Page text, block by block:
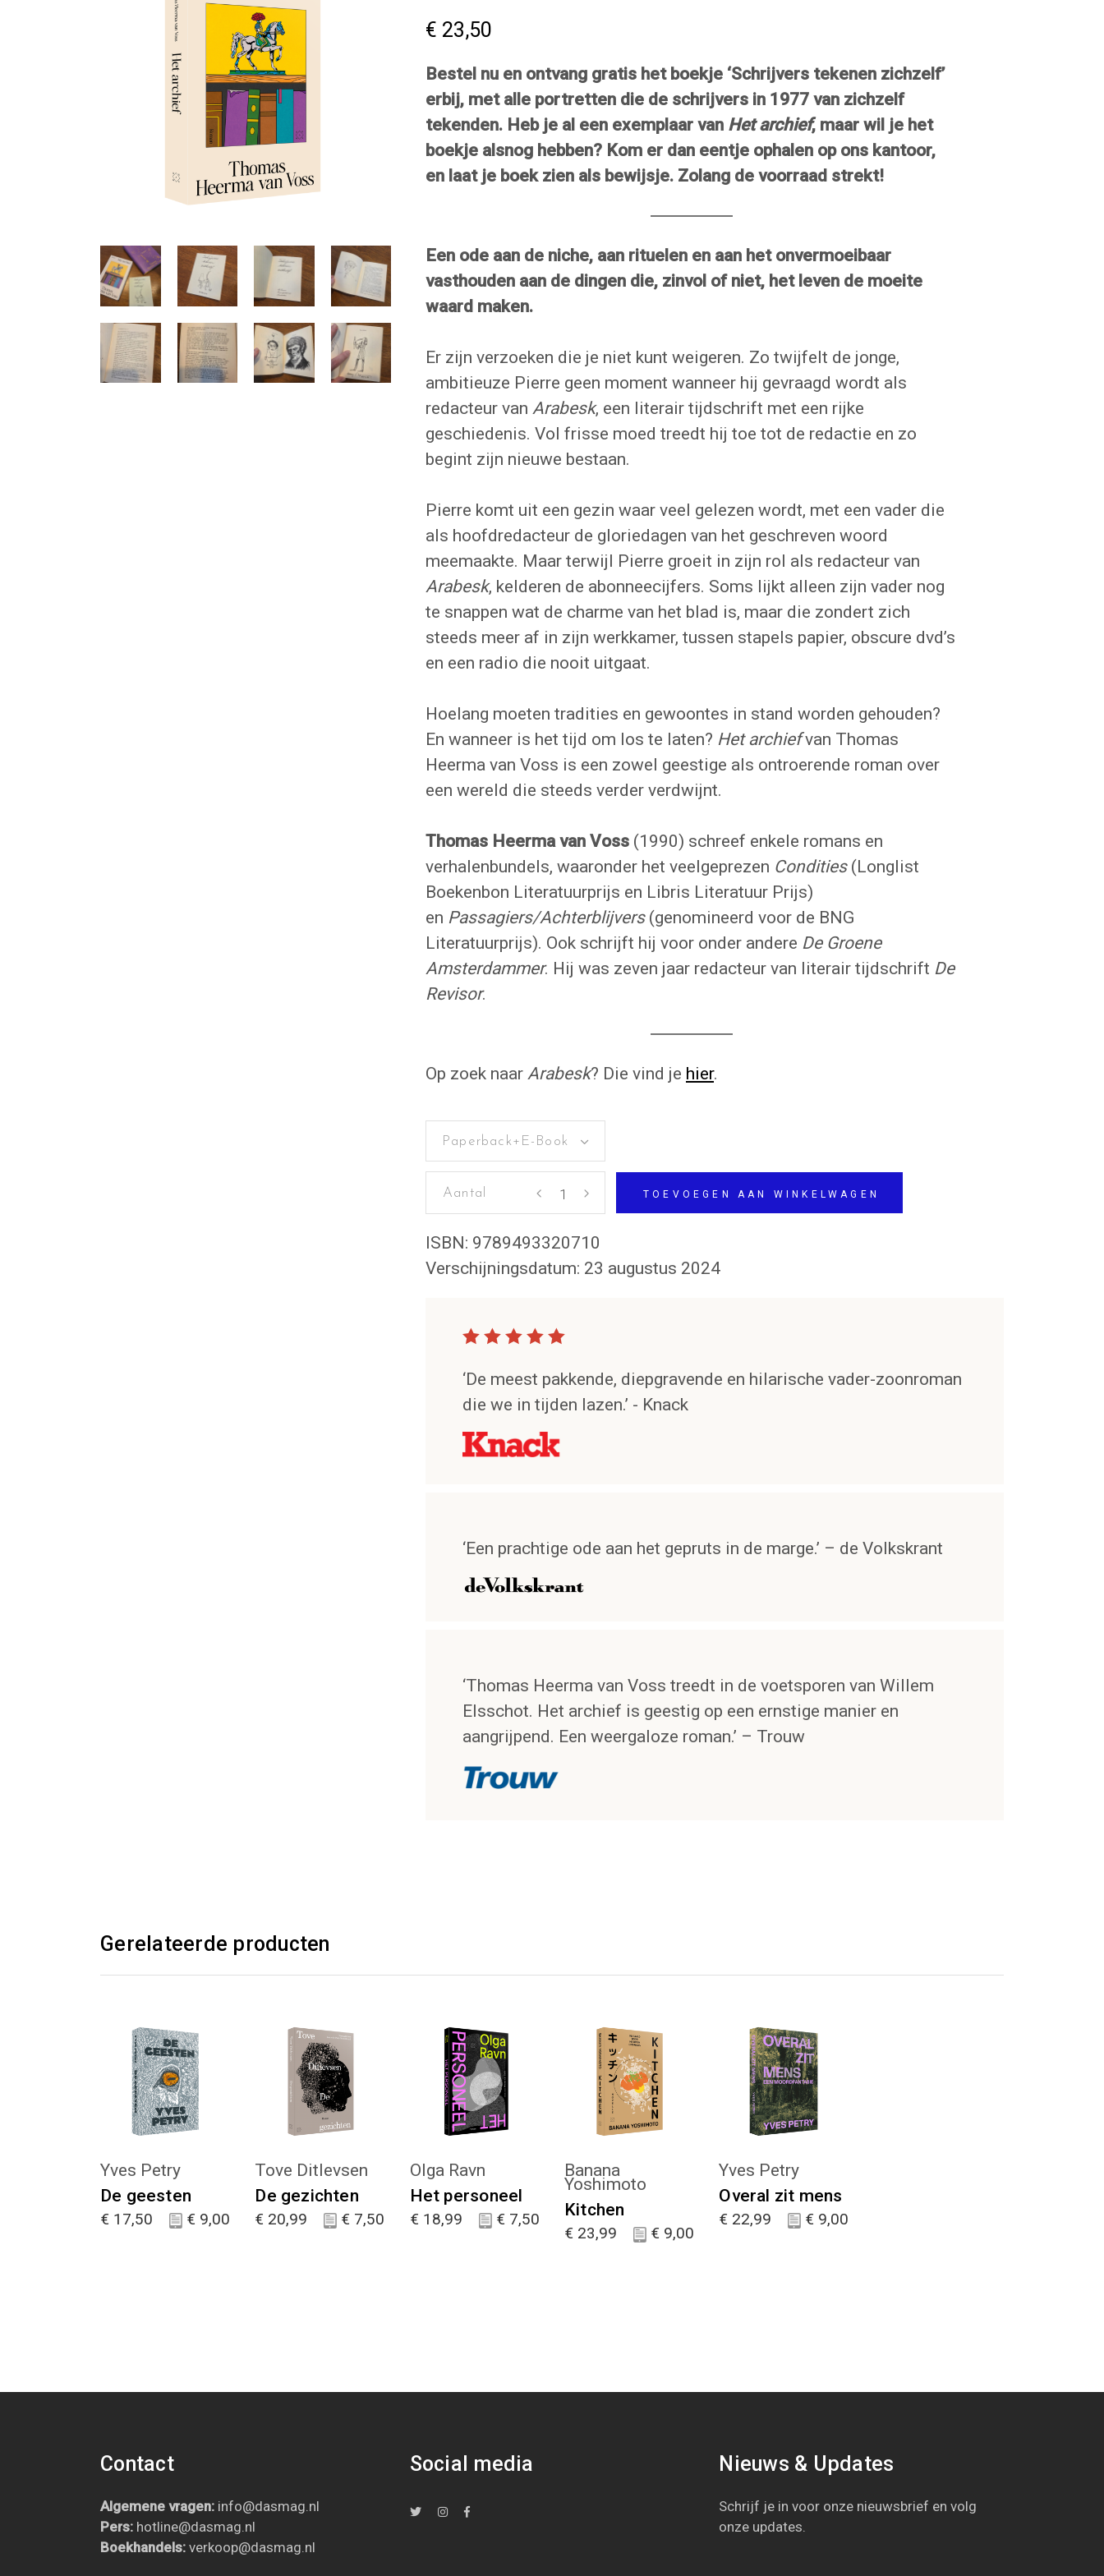
€ 23,50
Bestel nu en ontvang gratis het boekje ‘Schrijvers tekenen zichzelf’
erbij, met alle portretten die de schrijvers in 1977 van zichzelf
tekenden. Heb je al een exemplaar van Het archief, maar wil je het
boekje alsnog hebben? Kom er dan eentje ophalen op ons kantoor,
en laat je boek zien als bewijsje. Zolang de voorraad strekt!
Een ode aan de niche, aan rituelen en aan het onvermoeibaar
vasthouden aan de dingen die, zinvol of niet, het leven de moeite
waard maken.
Er zijn verzoeken die je niet kunt weigeren. Zo twijfelt de jonge,
ambitieuze Pierre geen moment wanneer hij gevraagd wordt als
redacteur van Arabesk, een literair tijdschrift met een rijke
geschiedenis. Vol frisse moed treedt hij toe tot de redactie en zo
begint zijn nieuwe bestaan.
Pierre komt uit een gezin waar veel gelezen wordt, met een vader die
als hoofdredacteur de gloriedagen van het geschreven woord
meemaakte. Maar terwijl Pierre groeit in zijn rol als redacteur van
Arabesk, kelderen de abonneecijfers. Soms lijkt alleen zijn vader nog
te snappen wat de charme van het blad is, maar die zondert zich
steeds meer af in zijn werkkamer, tussen stapels papier, obscure dvd’s
en een radio die nooit uitgaat.
Hoelang moeten tradities en gewoontes in stand worden gehouden?
En wanneer is het tijd om los te laten? Het archiefvan Thomas
Heerma van Voss is een zowel geestige als ontroerende roman over
een wereld die steeds verder verdwijnt.
Thomas Heerma van Voss (1990) schreef enkele romans en
verhalenbundels, waaronder het veelgeprezen Condities (Longlist
Boekenbon Literatuurprijs en Libris Literatuur Prijs)
en Passagiers/Achterblijvers (genomineerd voor de BNG
Literatuurprijs). Ook schrijft hij voor onder andere De Groene
Amsterdammer. Hij was zeven jaar redacteur van literair tijdschrift De
Revisor.
Op zoek naar Arabesk? Die vind je hier.
Paperback+E-Book
archief
aantal
TOEVOEGEN AAN WINKELWAGEN
ISBN: 9789493320710
Verschijningsdatum: 23 augustus 2024
‘De meest pakkende, diepgravende en hilarische vader-zoonroman
die we in tijden lazen.’ - Knack
‘Een prachtige ode aan het gepruts in de marge.’ – de Volkskrant
‘Thomas Heerma van Voss treedt in de voetsporen van Willem
Elsschot. Het archief is geestig op een ernstige manier en
aangrijpend. Een weergaloze roman.’ – Trouw
Gerelateerde producten
KIES :)
Yves Petry
De geesten
€ 17,50 € 9,00
KIES :)
Tove Ditlevsen
De gezichten
€ 20,99 € 7,50
KIES :)
Olga Ravn
Het personeel
€ 18,99 € 7,50
KIES :)
Banana
Yoshimoto
Kitchen
€ 23,99 € 9,00
KIES :)
Yves Petry
Overal zit mens
€ 22,99 € 9,00
Contact
Algemene vragen: info@dasmag.nl
Pers: hotline@dasmag.nl
Boekhandels: verkoop@dasmag.nl
Social media Nieuws & Updates
Schrijf je in voor onze nieuwsbrief envolg
onze updates.